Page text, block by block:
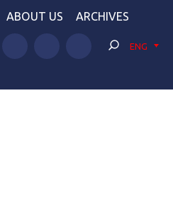
ABOUT US ARCHIVES
ENG